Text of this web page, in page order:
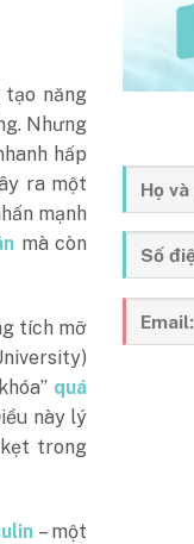
năng
Nhưng
hấp
ra một
mạnh
mà còn
tích mỡ
quá
này lý
trong
– một